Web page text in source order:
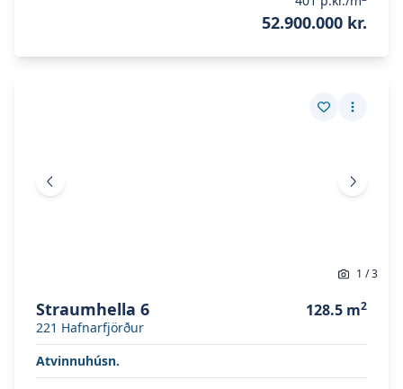
52.900.000 kr.
Vista eign
Fleiri
Fyrri mynd Næsta
1 /3
Straumhella 6
221 Hafnarfjörður
128.5 m2
Atvinnuhúsn.